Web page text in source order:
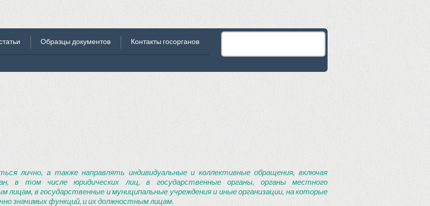
Образцы документов Контакты госорганов
лично, а также направлять индивидуальные и коллективные обращения, включая
в том числе юридических лиц, в государственные органы, органы местного
лицам, в государственные и муниципальные учреждения и иные организации, на которые
значимых функций, и их должностным лицам.